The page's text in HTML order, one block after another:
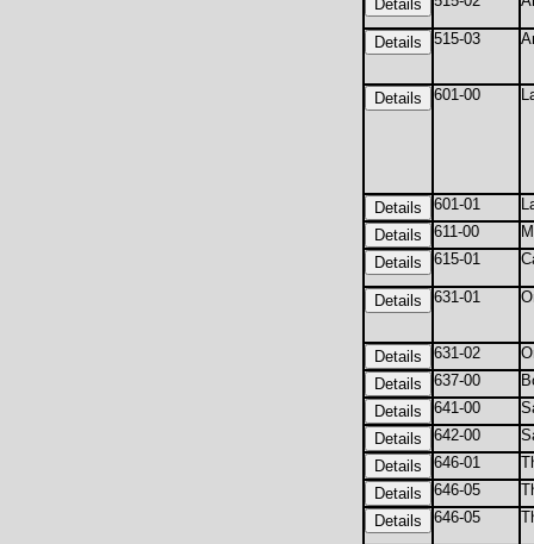
515-03
601-00
601-01
611-00
615-01
631-01
631-02
637-00
641-00
642-00
646-01
646-05
646-05